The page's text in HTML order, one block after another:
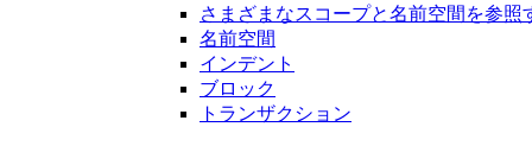
さまざまなスコープと名前空間を参照
名前空間
インデント
ブロック
トランザクション